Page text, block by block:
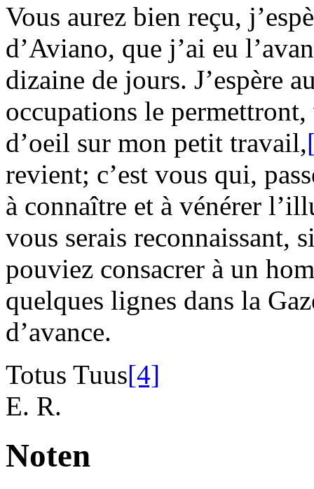
Vous aurez bien reçu,
d’Aviano, que j’ai eu
dizaine de jours. J’espère
occupations le
d’oeil sur mon petit travail,
revient; c’est vous qui,
à connaître et à vénérer
vous serais reconnaissant,
pouviez consacrer à un
quelques lignes dans la
d’avance.
Totus Tuus[4]
E. R.
Noten